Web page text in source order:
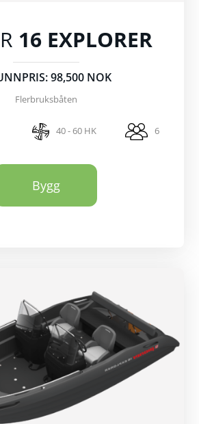
16 EXPLORER
98,500 NOK
Flerbruksbåten
40 - 60 HK 6
Bygg